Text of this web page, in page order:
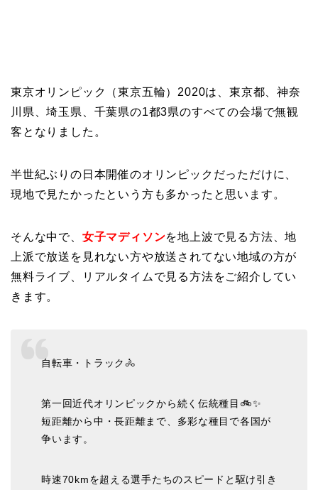
東京オリンピック（東京五輪）2020は、東京都、神奈
川県、埼玉県、千葉県の1都3県のすべての会場で無観
客となりました。
半世紀ぶりの日本開催のオリンピックだっただけに、
現地で見たかったという方も多かったと思います。
そんな中で、 女子マディソンを地上波で見る方法、地
上派で放送を見れない方や放送されてない地域の方が
無料ライブ、リアルタイムで見る方法をご紹介してい
きます。
自転車・トラック🚴
第一回近代オリンピックから続く伝統種目🚲✨
短距離から中・長距離まで、多彩な種目で各国が
争います。
時速70kmを超える選手たちのスピードと駆け引き